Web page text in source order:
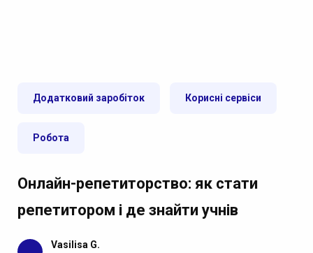
Додатковий заробіток Корисні сервіси
Робота
Онлайн-репетиторство: як стати
репетитором і де знайти учнів
Vasilisa G.